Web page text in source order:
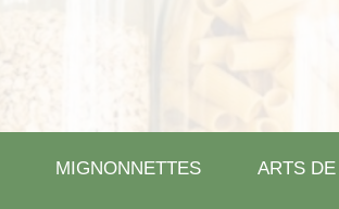
MIGNONNETTES ARTS